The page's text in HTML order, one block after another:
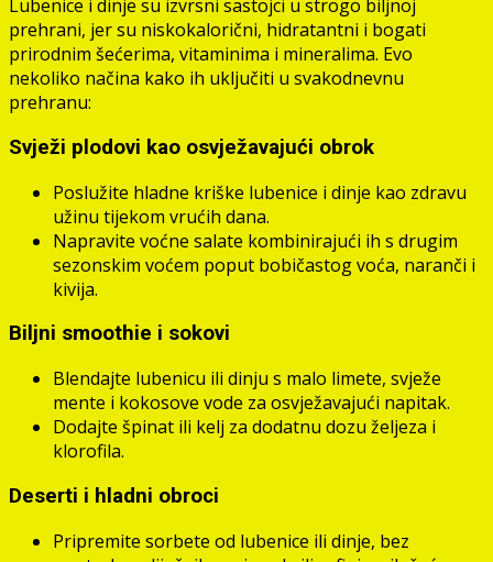
Lubenice i dinje su izvrsni sastojci u strogo biljnoj
prehrani, jer su niskokalorični, hidratantni i bogati
prirodnim šećerima, vitaminima i mineralima. Evo
nekoliko načina kako ih uključiti u svakodnevnu
prehranu:
Svježi plodovi kao osvježavajući obrok
Poslužite hladne kriške lubenice i dinje kao zdravu
užinu tijekom vrućih dana.
Napravite voćne salate kombinirajući ih s drugim
sezonskim voćem poput bobičastog voća, naranči i
kivija.
Biljni smoothie i sokovi
Blendajte lubenicu ili dinju s malo limete, svježe
mente i kokosove vode za osvježavajući napitak.
Dodajte špinat ili kelj za dodatnu dozu željeza i
klorofila.
Deserti i hladni obroci
Pripremite sorbete od lubenice ili dinje, bez